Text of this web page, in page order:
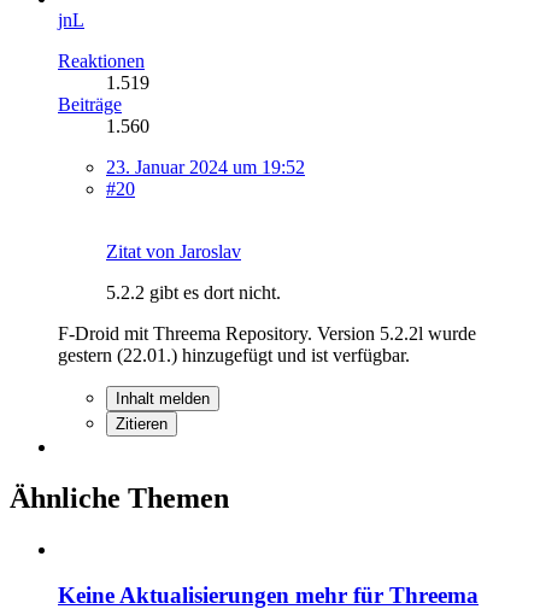
jnL
Reaktionen
1.519
Beiträge
1.560
23. Januar 2024 um 19:52
#20
Zitat von Jaroslav
5.2.2 gibt es dort nicht.
F-Droid mit Threema Repository. Version 5.2.2l wurde
gestern (22.01.) hinzugefügt und ist verfügbar.
Inhalt melden
Zitieren
Ähnliche Themen
Keine Aktualisierungen mehr für Threema